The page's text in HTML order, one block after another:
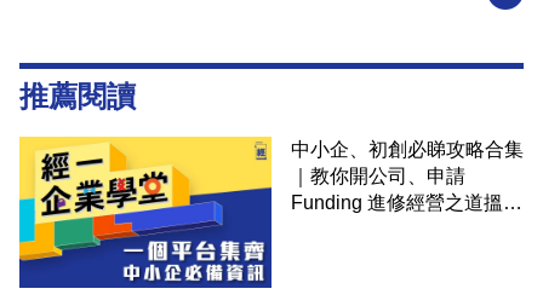
推薦閱讀
中小企、初創必睇攻略合集
｜教你開公司、申請
Funding 進修經營之道搵大